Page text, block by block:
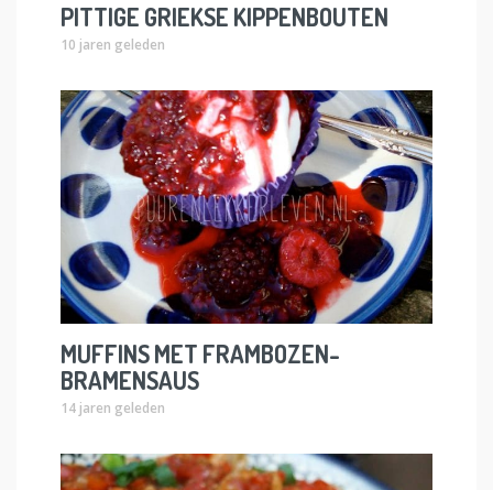
PITTIGE GRIEKSE KIPPENBOUTEN
10 jaren geleden
MUFFINS MET FRAMBOZEN-
BRAMENSAUS
14 jaren geleden